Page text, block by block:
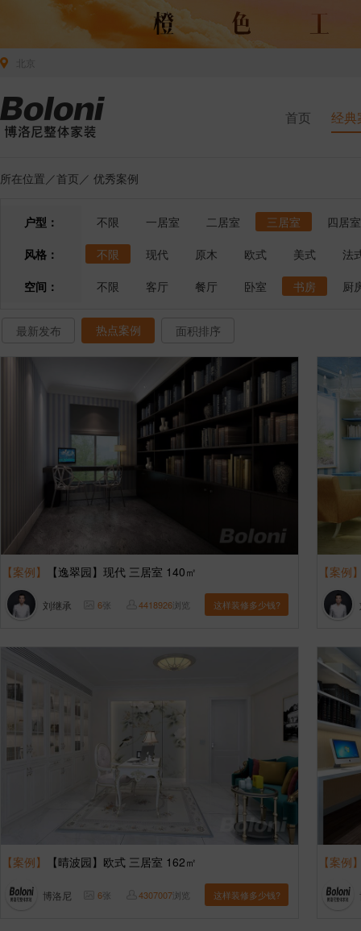
首页 经典
所在位置／首页 ／ 优秀案例
户型： 不限 一居室 二居室 三居室
四居室
风格：
不限 现代 原木 欧式 美式
法
空间：
不限 客厅 餐厅 卧室 书房 厨
最新发布 热点案例 面积排序
【案例】 【逸翠园】现代 三居室 140㎡
刘继承 6张 4418926浏览 这样装修多少钱?
【案例
【案例】 【晴波园】欧式 三居室 162㎡
博洛尼 6张 4307007浏览 这样装修多少钱?
【案例